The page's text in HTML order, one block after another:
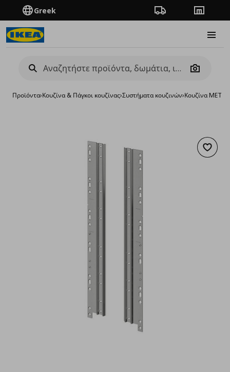
Greek Πορεία παραγγελίας
Camera
Προϊόντα›Κουζίνα & Πάγκοι κουζίνας›Συστήματα κουζινών›Κουζίνα